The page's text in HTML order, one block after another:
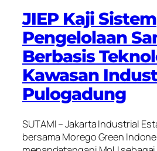
JIEP Kaji Sistem
Pengelolaan
Berbasis
Kawasan
Pulogadung
SUTAMI – Jakarta Industrial
bersama Morego Green